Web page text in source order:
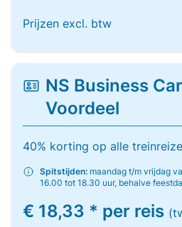
Prijzen excl. btw
NS Business
Voordeel
40% korting op alle
Spitstijden: maandag t/m vrijdag
16.00 tot 18.30 uur, behalve
€ 18,33 * per reis